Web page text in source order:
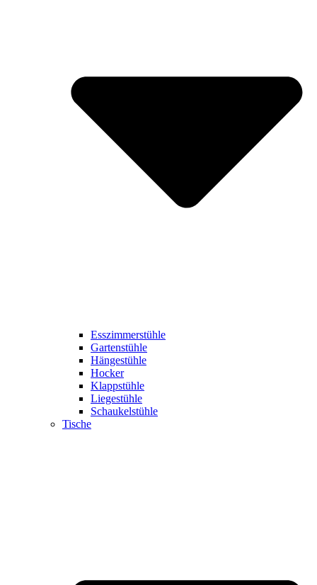
Esszimmerstühle
Gartenstühle
Hängestühle
Hocker
Klappstühle
Liegestühle
Schaukelstühle
Tische